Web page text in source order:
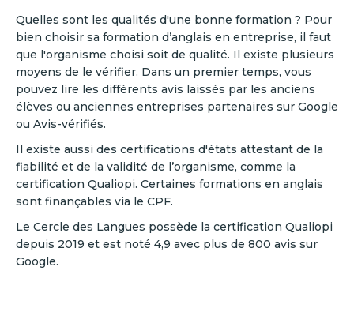
Quelles sont les qualités d'une bonne formation ? Pour
bien choisir sa formation d’anglais en entreprise, il faut
que l'organisme choisi soit de qualité. Il existe plusieurs
moyens de le vérifier. Dans un premier temps, vous
pouvez lire les différents avis laissés par les anciens
élèves ou anciennes entreprises partenaires sur Google
ou Avis-vérifiés.
Il existe aussi des certifications d'états attestant de la
fiabilité et de la validité de l’organisme, comme la
certification Qualiopi. Certaines formations en anglais
sont finançables via le CPF.
Le Cercle des Langues possède la certification Qualiopi
depuis 2019 et est noté 4,9 avec plus de 800 avis sur
Google.